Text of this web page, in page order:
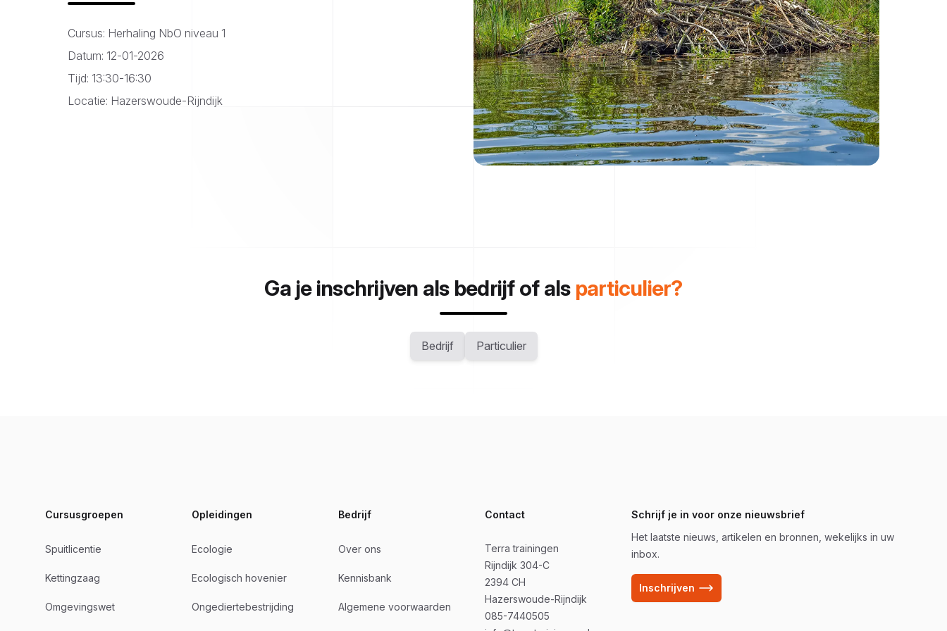
Cursus: Herhaling NbO niveau 1
Datum: 12-01-2026
Tijd: 13:30-16:30
Locatie: Hazerswoude-Rijndijk
Ga je inschrijven als bedrijf of als particulier?
Bedrijf Particulier
Cursusgroepen
Spuitlicentie
Kettingzaag
Omgevingswet
Opleidingen
Ecologie
Ecologisch hovenier
Ongediertebestrijding
Bedrijf
Over ons
Kennisbank
Algemene voorwaarden
Contact
Terra trainingen
Rijndijk 304-C
2394 CH
Hazerswoude-Rijndijk
085-7440505
Schrijf je in voor onze nieuwsbrief
Het laatste nieuws, artikelen en bronnen, wekelijks in uw
inbox.
Inschrijven